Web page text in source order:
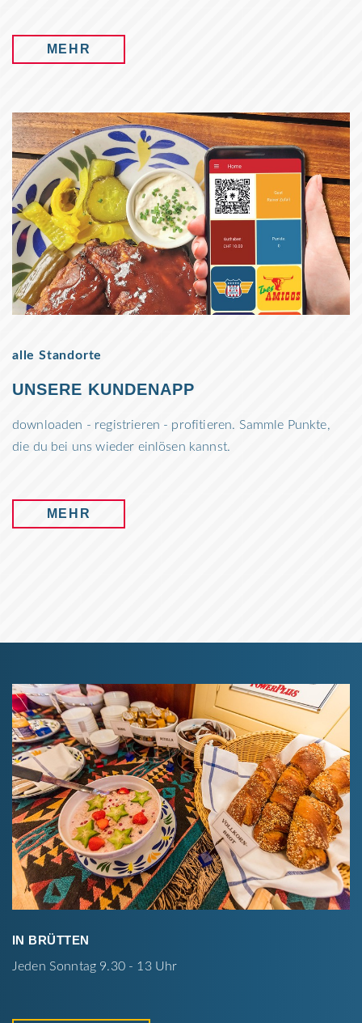
MEHR
alle Standorte
UNSERE KUNDENAPP
downloaden - registrieren - profitieren. Sammle Punkte,
die du bei uns wieder einlösen kannst.
MEHR
IN BRÜTTEN
Jeden Sonntag 9.30 - 13 Uhr